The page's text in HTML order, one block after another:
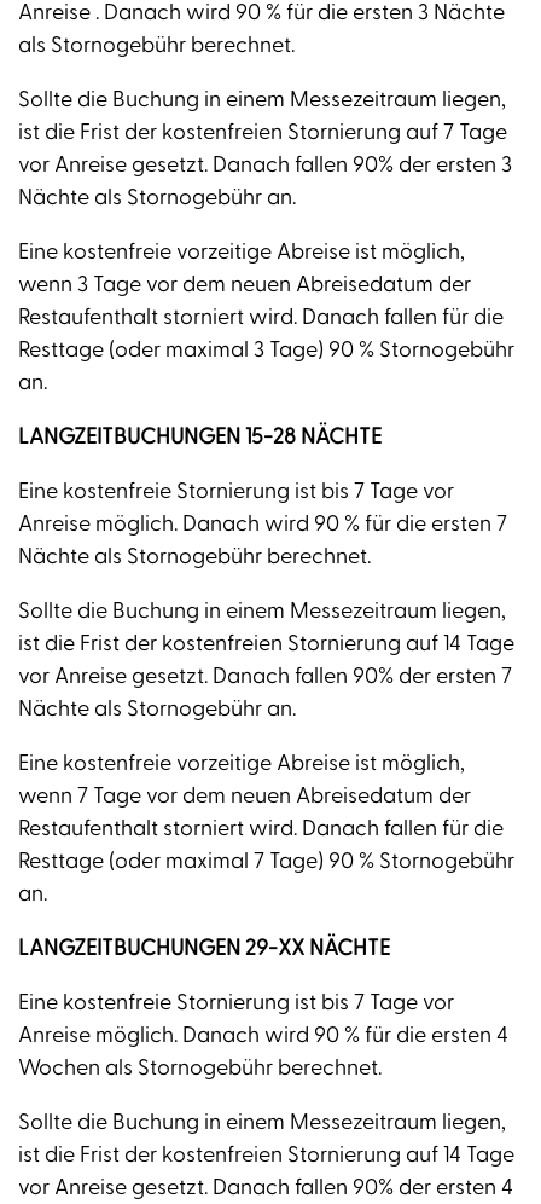
Anreise . Danach wird 90 % für die ersten 3 Nächte
als Stornogebühr berechnet.
Sollte die Buchung in einem Messezeitraum liegen,
ist die Frist der kostenfreien Stornierung auf 7 Tage
vor Anreise gesetzt. Danach fallen 90% der ersten 3
Nächte als Stornogebühr an.
Eine kostenfreie vorzeitige Abreise ist möglich,
wenn 3 Tage vor dem neuen Abreisedatum der
Restaufenthalt storniert wird. Danach fallen für die
Resttage (oder maximal 3 Tage) 90 % Stornogebühr
an.
LANGZEITBUCHUNGEN 15-28 NÄCHTE
Eine kostenfreie Stornierung ist bis 7 Tage vor
Anreise möglich. Danach wird 90 % für die ersten 7
Nächte als Stornogebühr berechnet.
Sollte die Buchung in einem Messezeitraum liegen,
ist die Frist der kostenfreien Stornierung auf 14 Tage
vor Anreise gesetzt. Danach fallen 90% der ersten 7
Nächte als Stornogebühr an.
Eine kostenfreie vorzeitige Abreise ist möglich,
wenn 7 Tage vor dem neuen Abreisedatum der
Restaufenthalt storniert wird. Danach fallen für die
Resttage (oder maximal 7 Tage) 90 % Stornogebühr
an.
LANGZEITBUCHUNGEN 29-XX NÄCHTE
Eine kostenfreie Stornierung ist bis 7 Tage vor
Anreise möglich. Danach wird 90 % für die ersten 4
Wochen als Stornogebühr berechnet.
Sollte die Buchung in einem Messezeitraum liegen,
ist die Frist der kostenfreien Stornierung auf 14 Tage
vor Anreise gesetzt. Danach fallen 90% der ersten 4